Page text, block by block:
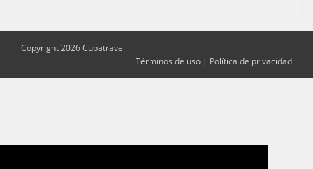
Copyright 2026 Cubatravel
Términos de uso | Política de privacidad